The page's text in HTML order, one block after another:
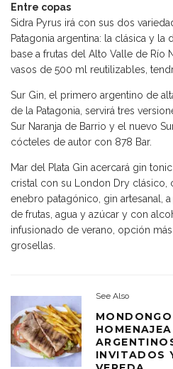
Entre copas
Sidra Pyrus irá con sus dos
Patagonia argentina: la clásica y la
base a frutas del Alto Valle de Río
vasos de 500 ml reutilizables,
Sur Gin, el primero argentino de
de la Patagonia, servirá tres
Sur Naranja de Barrio y el nuevo
cócteles de autor con 878 Bar.
Mar del Plata Gin acercará gin
cristal con su London Dry clásico,
enebro patagónico, gin artesanal,
de frutas, agua y azúcar y con
infusionado de verano, opción
grosellas.
See Also
INVITADOS